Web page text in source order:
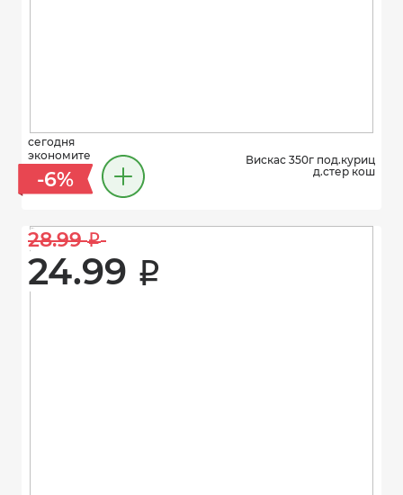
сегодня
экономите
-6%
Вискас 350г под.куриц
д.стер кош
28.99 i
24.99 i